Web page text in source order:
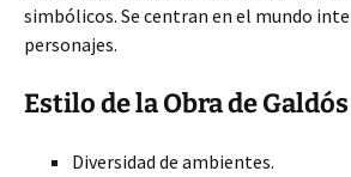
simbólicos. Se centran en el mundo
personajes.
Estilo de la Obra de Galdós
Diversidad de ambientes.